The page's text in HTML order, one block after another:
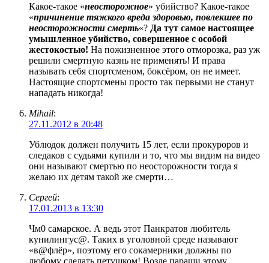
Какое-такое «неосторожное» убийство? Какое-такое
«причинение тяжкого вреда здоровью, повлекшее по
неосторожности смерть«? Да тут самое настоящее
умышленное убийство, совершенное с особой
жестокостью! На пожизненное этого отморозка, раз уж
решили смертную казнь не применять! И права
называть себя спортсменом, боксёром, он не имеет.
Настоящие спортсмены просто так первыми не станут
нападать никогда!
Mihail:
27.11.2012 в 20:48
Ублюдок должен получить 15 лет, если прокуроров и
следаков с судьями купили и то, что мы видим на видео
они называют смертью по неосторожности тогда я
желаю их детям такой же смерти…
Сергей:
17.01.2013 в 13:30
Чм0 самарское. А ведь этот Панкратов любитель
кунилингус@. Таких в уголовной среде называют
«в@флёр», поэтому его сокамерники должны по
любому сделать петушком! Возле параши этому